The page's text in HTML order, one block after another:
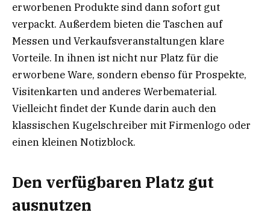
erworbenen Produkte sind dann sofort gut
verpackt. Außerdem bieten die Taschen auf
Messen und Verkaufsveranstaltungen klare
Vorteile. In ihnen ist nicht nur Platz für die
erworbene Ware, sondern ebenso für Prospekte,
Visitenkarten und anderes Werbematerial.
Vielleicht findet der Kunde darin auch den
klassischen Kugelschreiber mit Firmenlogo oder
einen kleinen Notizblock.
Den verfügbaren Platz gut
ausnutzen